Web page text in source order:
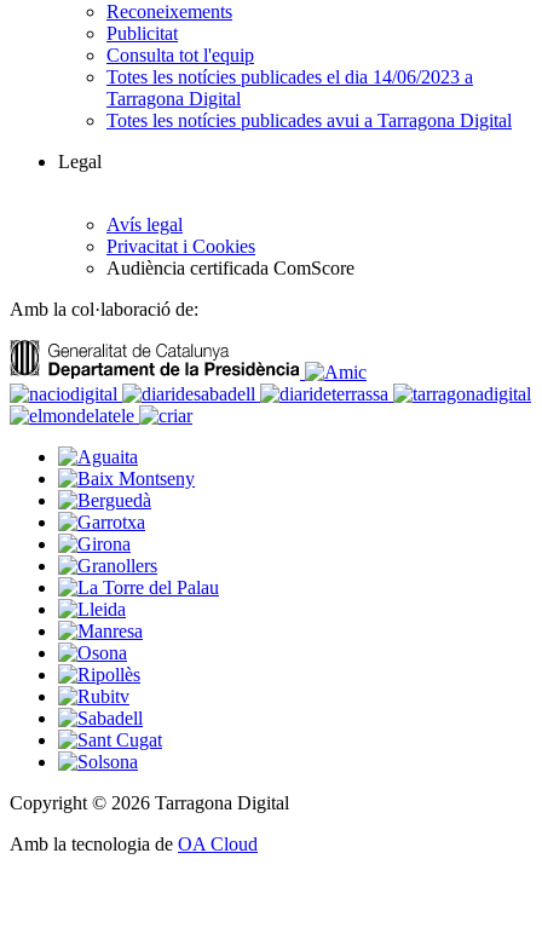
Reconeixements
Publicitat
Consulta tot l'equip
Totes les notícies publicades el dia 14/06/2023 a
Tarragona Digital
Totes les notícies publicades avui a Tarragona Digital
Legal
Avís legal
Privacitat i Cookies
Audiència certificada ComScore
Amb la col·laboració de:
Copyright © 2026 Tarragona Digital
Amb la tecnologia de OA Cloud